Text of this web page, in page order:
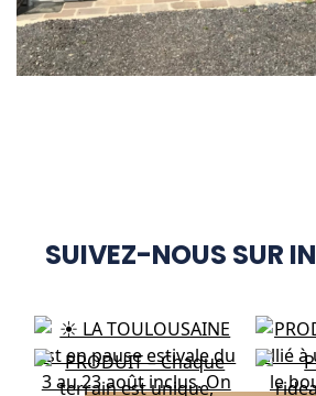
SUIVEZ-NOUS SUR